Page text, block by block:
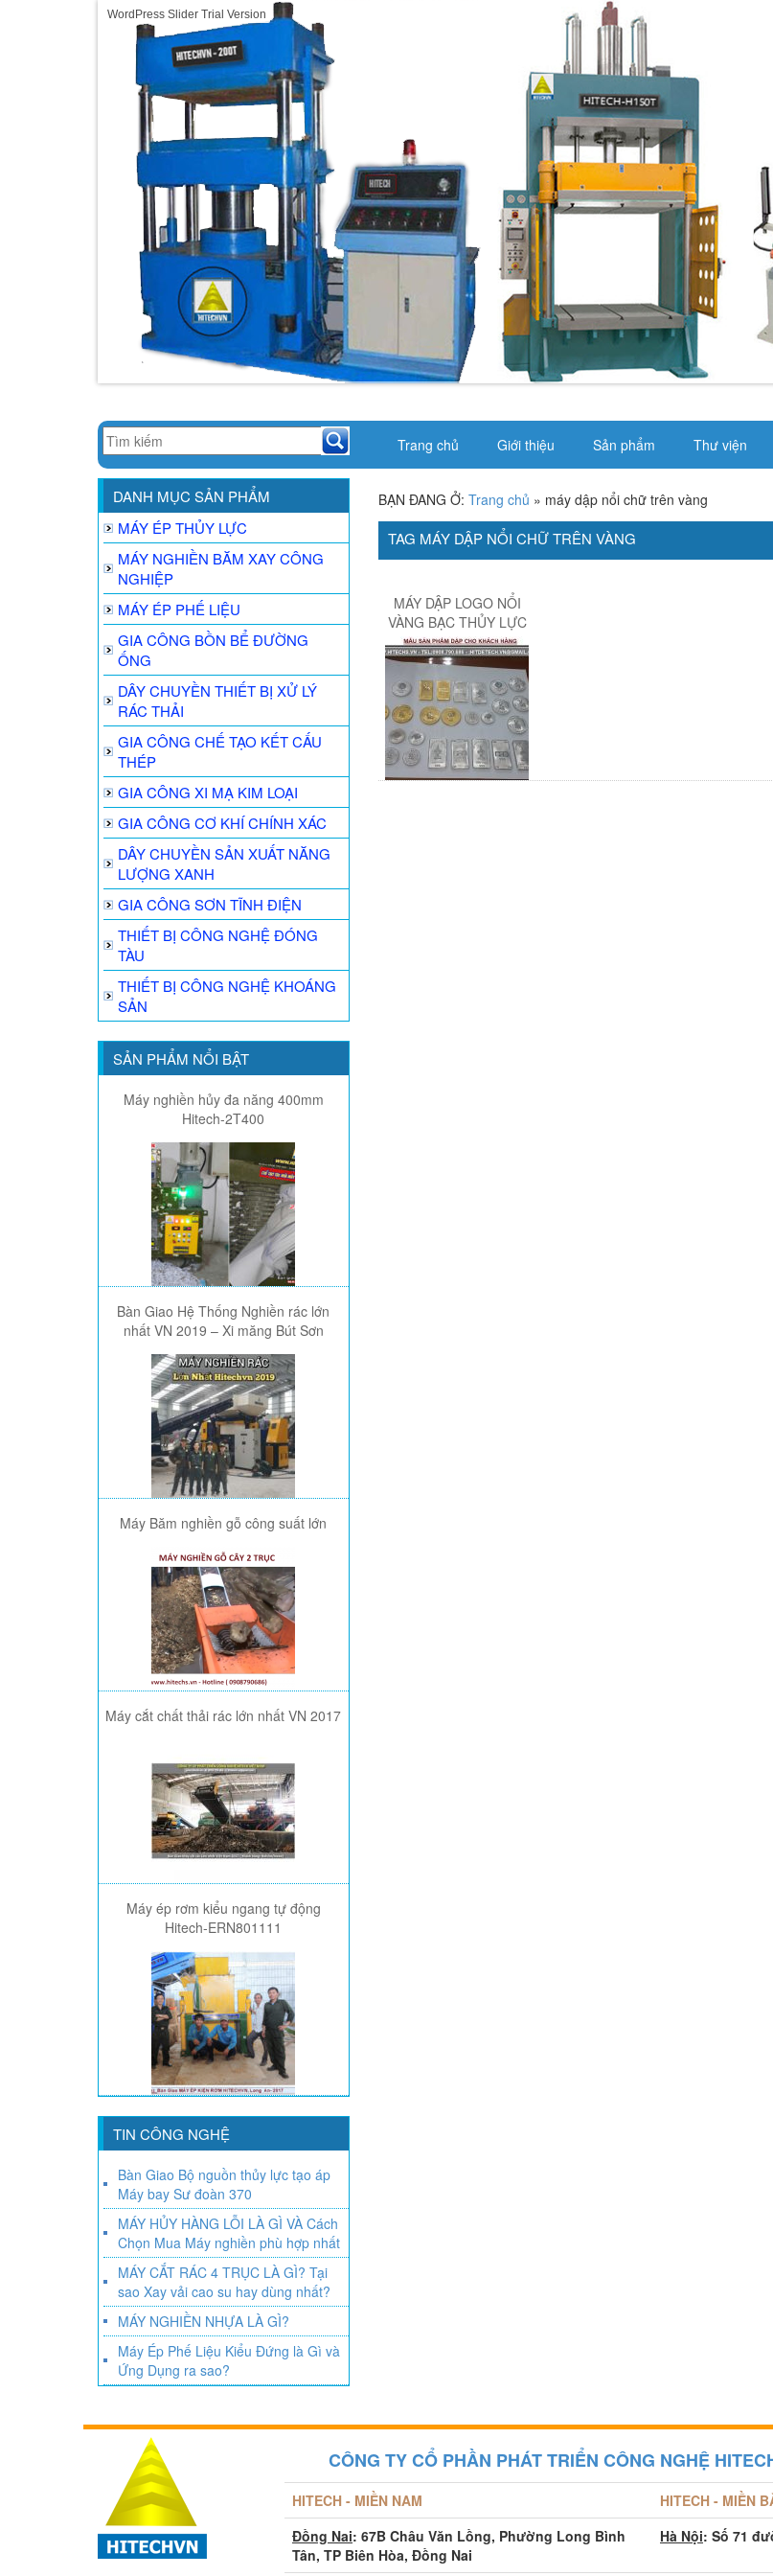
WordPress Slider Trial Version
Trang chủ Giới thiệu Sản phẩm Thư viện
DANH MỤC SẢN PHẨM
MÁY ÉP THỦY LỰC
MÁY NGHIỀN BĂM XAY CÔNG
NGHIỆP
MÁY ÉP PHẾ LIỆU
GIA CÔNG BỒN BỂ ĐƯỜNG
ỐNG
DÂY CHUYỀN THIẾT BỊ XỬ LÝ
RÁC THẢI
GIA CÔNG CHẾ TẠO KẾT CẤU
THÉP
GIA CÔNG XI MẠ KIM LOẠI
GIA CÔNG CƠ KHÍ CHÍNH XÁC
DÂY CHUYỀN SẢN XUẤT NĂNG
LƯỢNG XANH
GIA CÔNG SƠN TĨNH ĐIỆN
THIẾT BỊ CÔNG NGHỆ ĐÓNG
TÀU
THIẾT BỊ CÔNG NGHỆ KHOÁNG
SẢN
SẢN PHẨM NỔI BẬT
Máy nghiền hủy đa năng 400mm
Hitech-2T400
Bàn Giao Hệ Thống Nghiền rác lớn
nhất VN 2019 – Xi măng Bút Sơn
Máy Băm nghiền gỗ công suất lớn
Máy cắt chất thải rác lớn nhất VN 2017
Máy ép rơm kiểu ngang tự động
Hitech-ERN801111
TIN CÔNG NGHỆ
Bàn Giao Bộ nguồn thủy lực tạo áp
Máy bay Sư đoàn 370
MÁY HỦY HÀNG LỖI LÀ GÌ VÀ Cách
Chọn Mua Máy nghiền phù hợp nhất
MÁY CẮT RÁC 4 TRỤC LÀ GÌ? Tại
sao Xay vải cao su hay dùng nhất?
MÁY NGHIỀN NHỰA LÀ GÌ?
Máy Ép Phế Liệu Kiểu Đứng là Gì và
Ứng Dụng ra sao?
BẠN ĐANG Ở: Trang chủ » máy dập nổi chữ trên vàng
TAG MÁY DẬP NỔI CHỮ TRÊN VÀNG
MÁY DẬP LOGO NỔI
VÀNG BẠC THỦY LỰC
CÔNG TY CỔ PHẦN PHÁT TRIỂN CÔNG NGHỆ
HITECH - MIỀN NAM
HITECH - MIỀN
Đồng Nai: 67B Châu Văn Lồng, Phường Long Bình
Tân, TP Biên Hòa, Đồng Nai
Hà Nội: Số 71